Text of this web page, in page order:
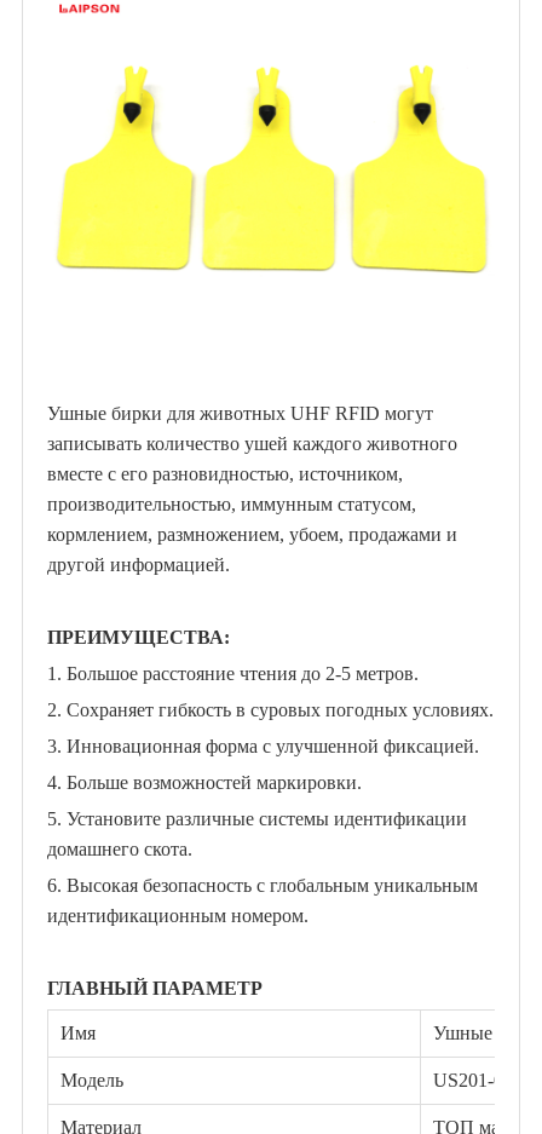
Ушные бирки для животных UHF RFID могут
записывать количество ушей каждого животного
вместе с его разновидностью, источником,
производительностью, иммунным статусом,
кормлением, размножением, убоем, продажами и
другой информацией.
ПРЕИМУЩЕСТВА:
1. Большое расстояние чтения до 2-5 метров.
2. Сохраняет гибкость в суровых погодных условиях.
3. Инновационная форма с улучшенной фиксацией.
4. Больше возможностей маркировки.
5. Установите различные системы идентификации
домашнего скота.
6. Высокая безопасность с глобальным уникальным
идентификационным номером.
ГЛАВНЫЙ ПАРАМЕТР
Имя Ушные
Модель US201-02
Материал ТОП